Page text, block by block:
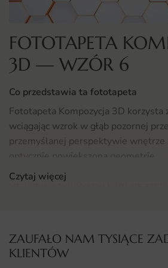
FOTOTAPETA
3D — WZÓR 6
Co przedstawia ta fototapeta
Fototapeta Kompozycja 3D
wciągając wzrok w głąb pozornej
przemyślanej perspektywie wnętrze
Geometria kompozycji bawi się
Gdzie sprawdzi się fototapeta
Czytaj więcej
ZAUFAŁO NAM TYSIĄCE
KLIENTÓW